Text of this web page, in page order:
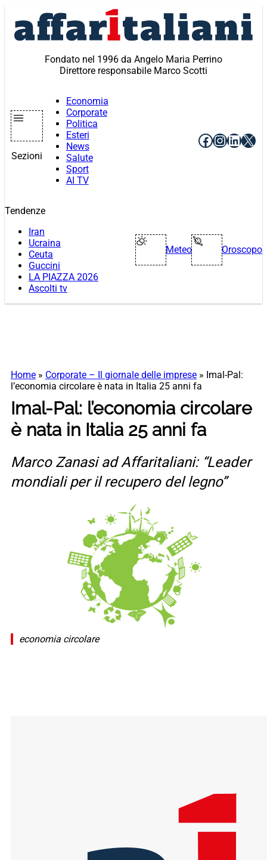
contenuto
Fondato nel 1996 da Angelo Maria Perrino
Direttore responsabile Marco Scotti
Sezioni
Economia
Corporate
Politica
Esteri
News
Salute
Sport
AI TV
Facebook
X
Tendenze
Iran
Ucraina
Ceuta
Guccini
LA PIAZZA 2026
Ascolti tv
Meteo Oroscopo
Home » Corporate – Il giornale delle imprese » Imal-Pal:
l’economia circolare è nata in Italia 25 anni fa
Imal-Pal: l’economia circolare
è nata in Italia 25 anni fa
Marco Zanasi ad Affaritaliani: “Leader
mondiali per il recupero del legno”
economia circolare